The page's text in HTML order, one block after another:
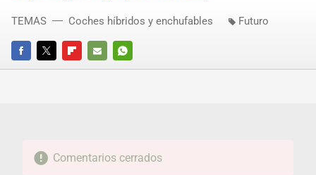
FACEBOOKTWITTERFLIPBOARD
E-
WHATSAPP
TEMAS Coches híbridos y enchufables Futuro
Comentarios cerrados